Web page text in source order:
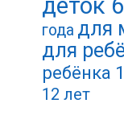
деток
года для
для
ребёнка
12 лет